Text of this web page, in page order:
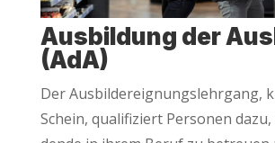
Aus­bil­dung der
(AdA)
Der Aus­bil­der­eig­nungs­lehr­gang,
Schein, qua­li­fi­ziert Per­so­nen